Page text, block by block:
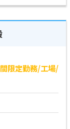
限定勤務/工場/